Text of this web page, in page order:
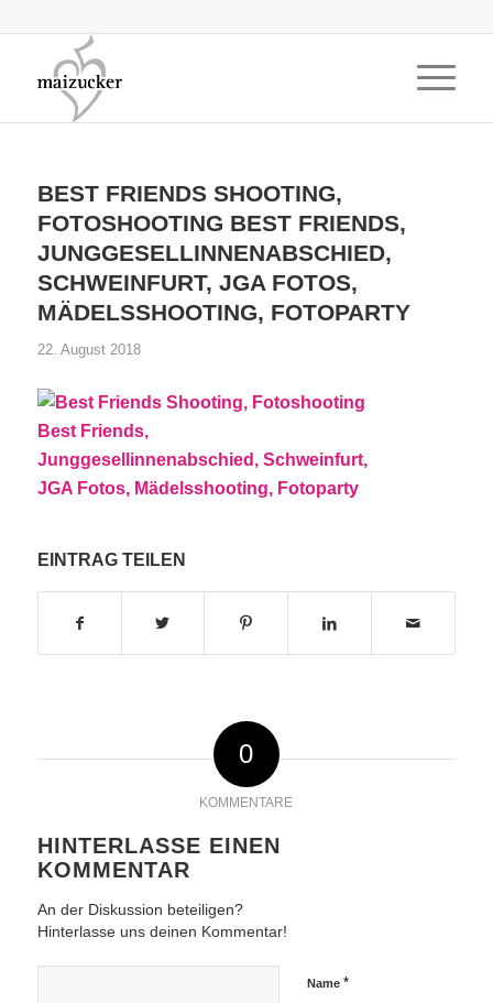
BEST FRIENDS SHOOTING,
FOTOSHOOTING BEST FRIENDS,
JUNGGESELLINNENABSCHIED,
SCHWEINFURT, JGA FOTOS,
MÄDELSSHOOTING, FOTOPARTY
22. August 2018
EINTRAG TEILEN
0
KOMMENTARE
HINTERLASSE EINEN
KOMMENTAR
An der Diskussion beteiligen?
Hinterlasse uns deinen Kommentar!
Name *